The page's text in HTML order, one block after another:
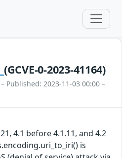
(GCVE-0-2023-41164)
– Published: 2023-11-03 00:00 –
4.1 before 4.1.11, and 4.2
is